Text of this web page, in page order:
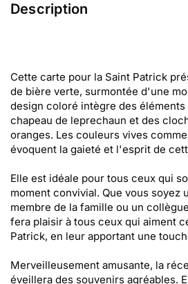
Description
Cette carte pour la Saint Patrick
de bière verte, surmontée d'une
design coloré intègre des
chapeau de leprechaun et des
oranges. Les couleurs vives
évoquent la gaieté et l'esprit de
Elle est idéale pour tous ceux qui
moment convivial. Que vous soyez
membre de la famille ou un
fera plaisir à tous ceux qui aiment
Patrick, en leur apportant une
Merveilleusement amusante, la
éveillera des souvenirs agréables.